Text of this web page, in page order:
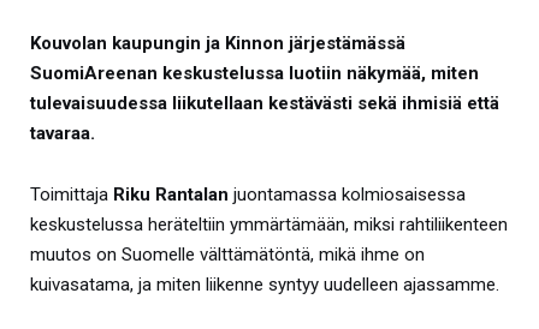
Kouvolan kaupungin ja Kinnon järjestämässä
SuomiAreenan keskustelussa luotiin näkymää, miten
tulevaisuudessa liikutellaan kestävästi sekä ihmisiä että
tavaraa.
Toimittaja Riku Rantalan juontamassa kolmiosaisessa
keskustelussa heräteltiin ymmärtämään, miksi rahtiliikenteen
muutos on Suomelle välttämätöntä, mikä ihme on
kuivasatama, ja miten liikenne syntyy uudelleen ajassamme.